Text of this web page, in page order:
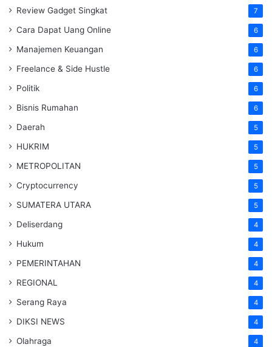
Review Gadget Singkat 7
Cara Dapat Uang Online 6
Manajemen Keuangan 6
Freelance & Side Hustle 6
Politik 6
Bisnis Rumahan 6
Daerah 5
HUKRIM 5
METROPOLITAN 5
Cryptocurrency 5
SUMATERA UTARA 5
Deliserdang 4
Hukum 4
PEMERINTAHAN 4
REGIONAL 4
Serang Raya 4
DIKSI NEWS 4
Olahraga 4